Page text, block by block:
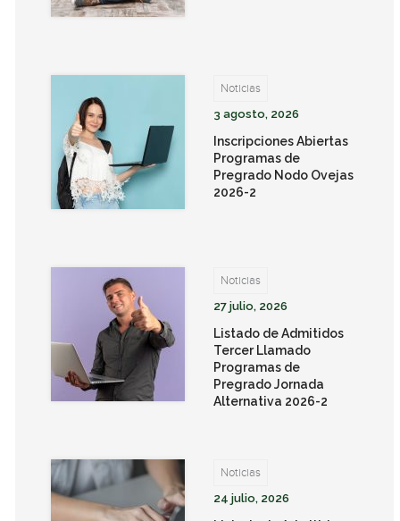
Noticias
3 agosto, 2026
Inscripciones Abiertas
Programas de
Pregrado Nodo Ovejas
2026-2
Noticias
27 julio, 2026
Listado de Admitidos
Tercer Llamado
Programas de
Pregrado Jornada
Alternativa 2026-2
Noticias
24 julio, 2026